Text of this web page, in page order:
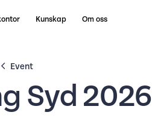
Kunskap Om oss
Event
Syd 2026